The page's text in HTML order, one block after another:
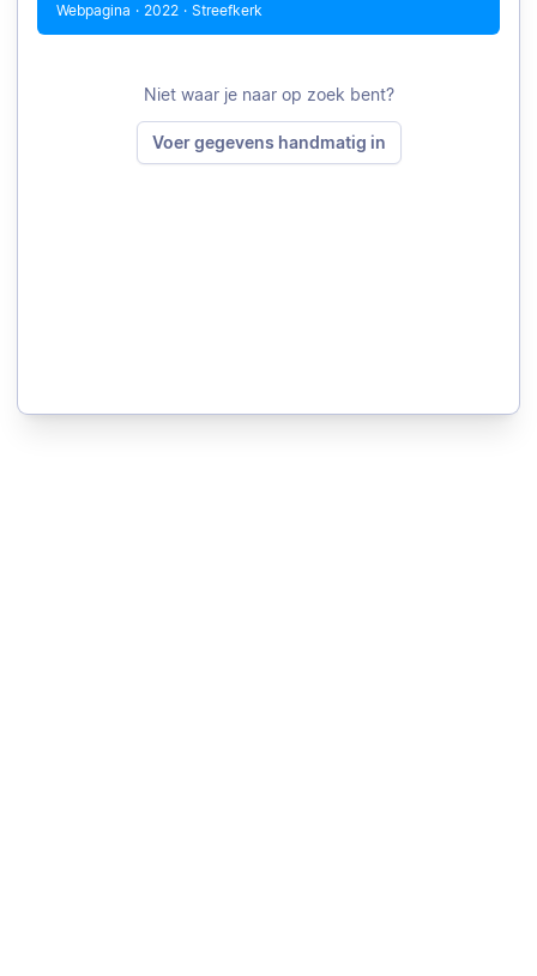
Webpagina · 2022 · Streefkerk
Niet waar je naar op zoek bent?
Voer gegevens handmatig in